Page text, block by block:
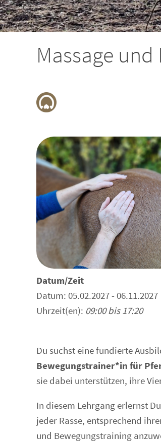
Massage
Datum/Zeit
Datum: 05.02.2027 - 06.11.2027
Uhrzeit(en): 09:00 bis 17:20
Du suchst eine fundierte
Bewegungstrainer*in für
sie dabei unterstützen, ihre
In diesem Lehrgang erlernst
jeder Rasse, entsprechend
und Bewegungstraining